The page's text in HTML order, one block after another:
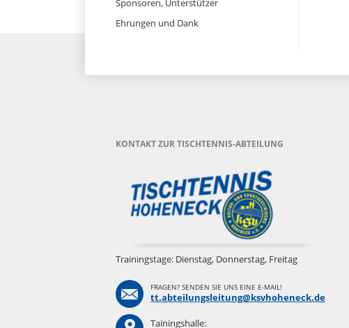
Sponsoren, Unterstützer
Ehrungen und Dank
KONTAKT ZUR TISCHTENNIS-ABTEILUNG
Trainingstage: Dienstag, Donnerstag, Freitag
FRAGEN? SENDEN SIE UNS EINE E-MAIL!
tt.abteilungsleitung@ksvhoheneck.de
Tainingshalle: